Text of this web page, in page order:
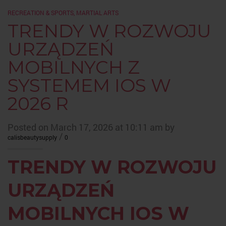
RECREATION & SPORTS, MARTIAL ARTS
TRENDY W ROZWOJU
URZĄDZEŃ
MOBILNYCH Z
SYSTEMEM IOS W
2026 R
Posted on March 17, 2026 at 10:11 am by
calisbeautysupply / 0
TRENDY W ROZWOJU
URZĄDZEŃ
MOBILNYCH IOS W